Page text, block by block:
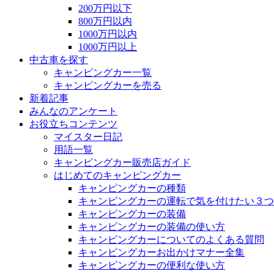
200万円以下
800万円以内
1000万円以内
1000万円以上
中古車を探す
キャンピングカー一覧
キャンピングカーを売る
新着記事
みんなのアンケート
お役立ちコンテンツ
マイスター日記
用語一覧
キャンピングカー販売店ガイド
はじめてのキャンピングカー
キャンピングカーの種類
キャンピングカーの運転で気を付けたい３
キャンピングカーの装備
キャンピングカーの装備の使い方
キャンピングカーについてのよくある質問
キャンピングカーお出かけマナー全集
キャンピングカーの便利な使い方